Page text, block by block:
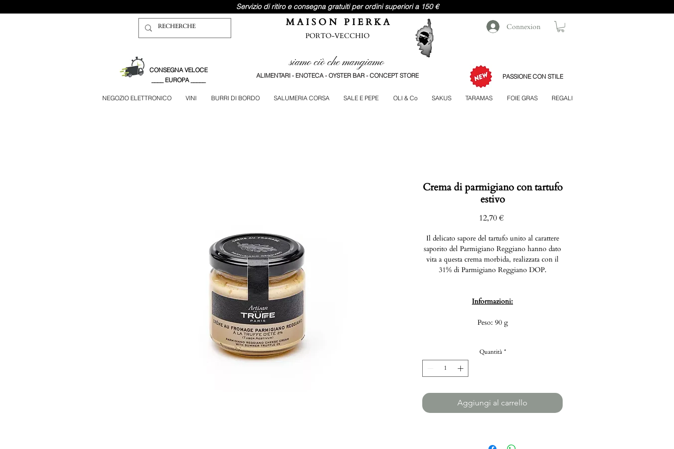
Servizio di ritiro e consegna gratuiti per ordini superiori a 150 €
M A I S O N P I E R K A
PORTO-VECCHIO
CONSEGNA VELOCE
____ EUROPA _____
siamo ciò che mangiamo
ALIMENTARI - ENOTECA - OYSTER BAR - CONCEPT STORE
Connexion
PASSIONE CON STILE
NEGOZIO ELETTRONICO VINI BURRI DI BORDO SALUMERIA CORSA SALE E PEPE OLI & Co SAKUS TARAMAS FOIE GRAS REGALI
Crema di parmigiano con tartufo
estivo
12,70 €Prezzo
Il delicato sapore del tartufo unito al carattere
saporito del Parmigiano Reggiano hanno dato
vita a questa crema morbida, realizzata con il
31% di Parmigiano Reggiano DOP.
Informazioni:
Peso: 90 g
Quantità *
Aggiungi al carrello